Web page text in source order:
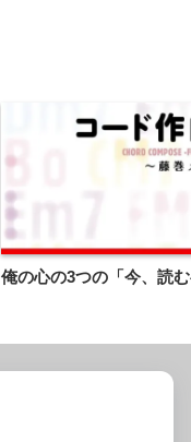
俺の心の3つの「今、読